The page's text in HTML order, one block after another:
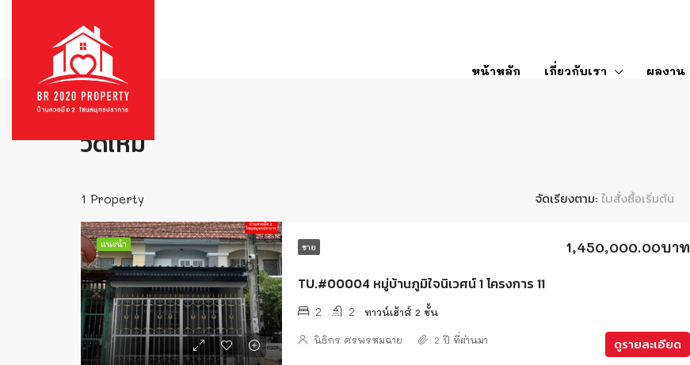
หน้าหลัก เกี่ยวกับเรา ผลงาน
บ้าน วัดใหม่
วัดใหม่
1 Property จัดเรียงตาม: ใบสั่งซื้อเริ่มต้น
แนะนำ ขาย
TU.#00004 หมู่บ้านภูมิใจนิเวศน์ 1 โครงการ 11
1,450,000.00บาท
2 2 ทาวน์เฮ้าส์ 2 ชั้น
ดูรายละเอียด
นิธิกร ศรพรหมฉาย 2 ปี ที่ผ่านมา